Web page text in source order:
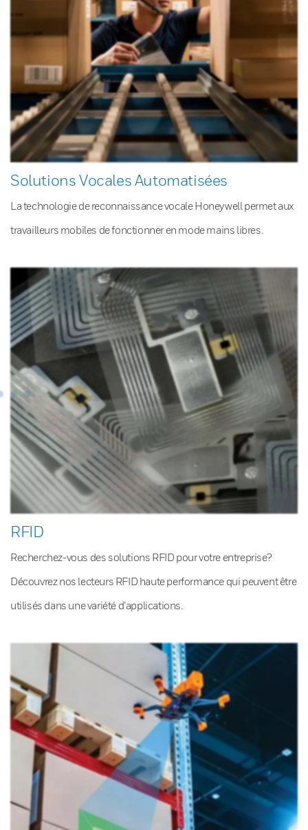
Solutions Vocales Automatisées
La technologie de reconnaissance vocale Honeywell permet aux
travailleurs mobiles de fonctionner en mode mains libres.
RFID
Recherchez-vous des solutions RFID pour votre entreprise?
Découvrez nos lecteurs RFID haute performance qui peuvent être
utilisés dans une variété d’applications.